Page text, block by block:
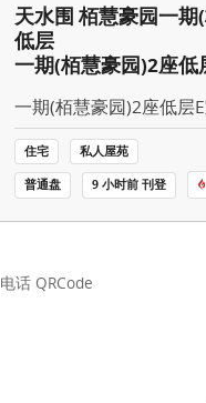
栢慧豪园一期(栢慧豪园)
栢慧豪园一期(栢慧豪园)
栢慧豪园一期(栢慧豪园)
天水围 栢慧豪园一
低层
一期(栢慧豪园)2座低
一期(栢慧豪园)2座低层
住宅 私人屋苑
普通盘 9 小时前 刊登
电话 QRCode